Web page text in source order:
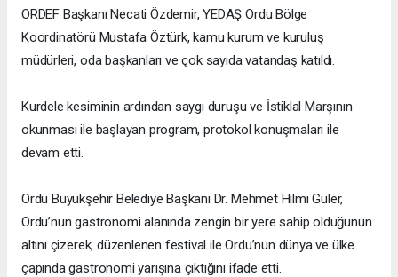
ORDEF Başkanı Necati Özdemir, YEDAŞ Ordu Bölge
Koordinatörü Mustafa Öztürk, kamu kurum ve kuruluş
müdürleri, oda başkanları ve çok sayıda vatandaş katıldı.
Kurdele kesiminin ardından saygı duruşu ve İstiklal Marşının
okunması ile başlayan program, protokol konuşmaları ile
devam etti.
Ordu Büyükşehir Belediye Başkanı Dr. Mehmet Hilmi Güler,
Ordu’nun gastronomi alanında zengin bir yere sahip olduğunun
altını çizerek, düzenlenen festival ile Ordu’nun dünya ve ülke
çapında gastronomi yarışına çıktığını ifade etti.